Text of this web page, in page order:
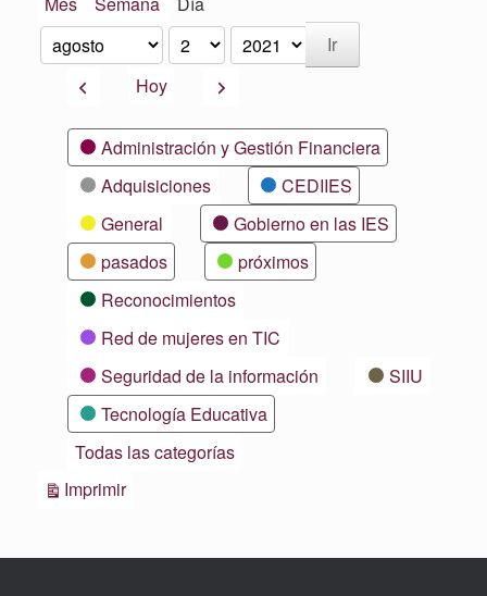
Mes
Día
Año
AnteriorHoy Siguiente
CategoríasAdministración y Gestión Financiera
Adquisiciones
CEDIIES
General
Gobierno en las IES
pasados
próximos
Reconocimientos
Red de mujeres en TIC
Seguridad de la información
SIIU
Tecnología Educativa
Todas las categorías
ImprimirVistas